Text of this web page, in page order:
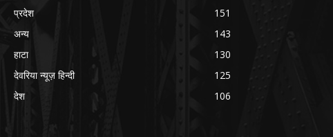
प्रदेश
151
अन्य
143
हाटा
130
देवरिया न्यूज़ हिन्दी
125
देश
106